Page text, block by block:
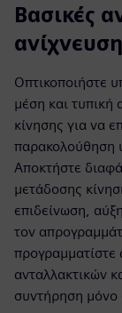
Βασικές
Οπτικοποιήστε
μέση και τυπική
κίνησης για να
παρακολούθηση
Αποκτήστε
μετάδοσης
επιδείνωση,
τον
προγραμματίστε
ανταλλακτικών
συντήρηση μόνο